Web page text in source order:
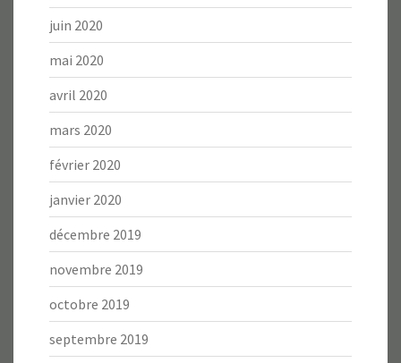
juin 2020
mai 2020
avril 2020
mars 2020
février 2020
janvier 2020
décembre 2019
novembre 2019
octobre 2019
septembre 2019